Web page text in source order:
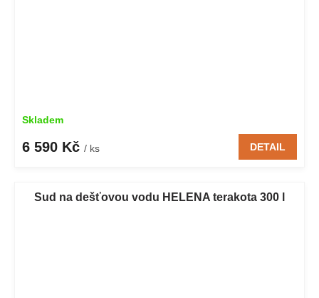
Skladem
6 590 Kč / ks DETAIL
Sud na dešťovou vodu HELENA terakota 300 l